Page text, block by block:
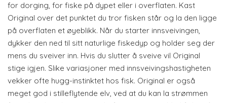
for dorging, for fiske på dypet eller i overflaten. Kast
Original over det punktet du tror fisken står og la den ligge
på overflaten et øyeblikk. Når du starter innsveivingen,
dykker den ned til sitt naturlige fiskedyp og holder seg der
mens du sveiver inn. Hvis du slutter å sveive vil Original
stige igjen. Slike variasjoner med innsveivingshastigheten
vekker ofte hugg-instinktet hos fisk. Original er også
meget god i stilleflytende elv, ved at du kan la strømmen